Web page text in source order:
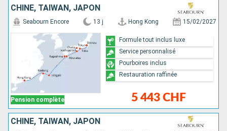
CHINE, TAÏWAN, JAPON
Pension complète
Seabourn Encore 13 j Hong Kong 15/02/2027
5 443 CHF
Formule tout inclus luxe
Service personnalisé
Pourboires inclus
Restauration raffinée
CHINE, TAÏWAN, JAPON